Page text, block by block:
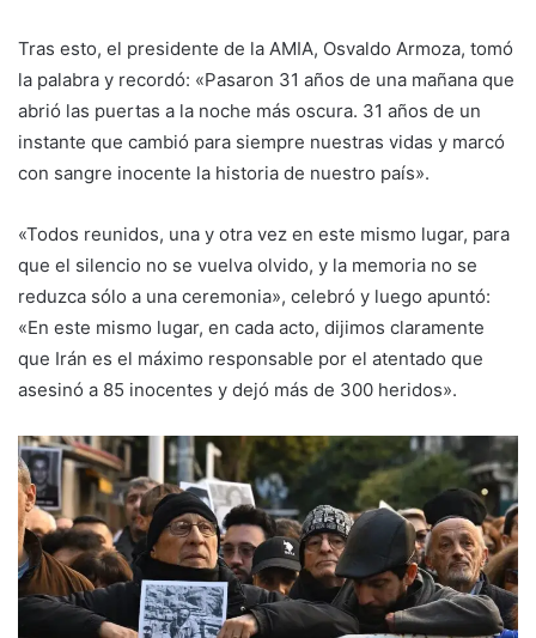
Tras esto, el presidente de la AMIA, Osvaldo Armoza, tomó
la palabra y recordó: «Pasaron 31 años de una mañana que
abrió las puertas a la noche más oscura. 31 años de un
instante que cambió para siempre nuestras vidas y marcó
con sangre inocente la historia de nuestro país».
«Todos reunidos, una y otra vez en este mismo lugar, para
que el silencio no se vuelva olvido, y la memoria no se
reduzca sólo a una ceremonia», celebró y luego apuntó:
«En este mismo lugar, en cada acto, dijimos claramente
que Irán es el máximo responsable por el atentado que
asesinó a 85 inocentes y dejó más de 300 heridos».